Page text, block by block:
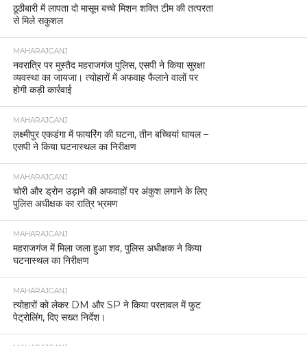
ठूठीबारी में लापता दो मासूम बच्चे मिशन शक्ति टीम की तत्परता
से मिले सकुशल
MAHARAJGANJ
नवरात्रि पर मुस्तैद महराजगंज पुलिस, एसपी ने किया सुरक्षा
व्यवस्था का जायजा। त्योहारों में अफवाह फैलाने वालों पर
होगी कड़ी कार्रवाई
MAHARAJGANJ
लक्ष्मीपुर एकडंगा में फायरिंग की घटना, तीन बच्चियां घायल –
एसपी ने किया घटनास्थल का निरीक्षण
MAHARAJGANJ
चोरी और ड्रोन उड़ाने की अफवाहों पर अंकुश लगाने के लिए
पुलिस अधीक्षक का रात्रि भ्रमण
MAHARAJGANJ
महराजगंज में मिला जला हुआ शव, पुलिस अधीक्षक ने किया
घटनास्थल का निरीक्षण
MAHARAJGANJ
त्योहारों को लेकर DM और SP ने किया परतावल में फुट
पेट्रोलिंग, दिए सख्त निर्देश।